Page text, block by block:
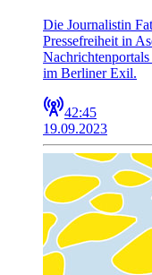
Die Journalistin
Pressefreiheit in
im Berliner Exil.
42:45
19.09.2023